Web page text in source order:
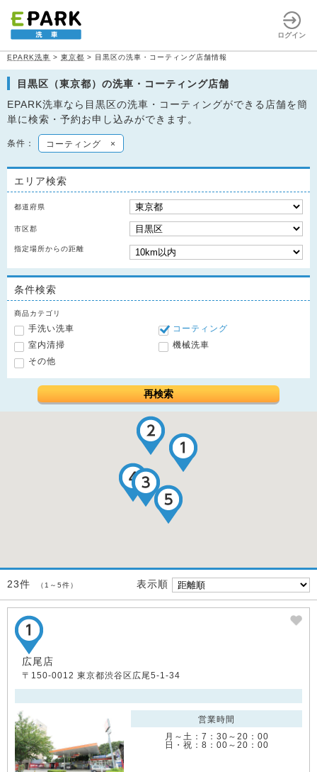
ログイン
EPARK洗車 > 東京都 > 目黒区の洗車・コーティング店舗情報
目黒区（東京都）の洗車・コーティング店舗
EPARK洗車なら目黒区の洗車・コーティングができる店舗を簡
単に検索・予約お申し込みができます。
条件： コーティング ×
エリア検索
都道府県
市区郡
指定場所からの距離
条件検索
商品カテゴリ
手洗い洗車
コーティング
室内清掃
機械洗車
その他
再検索
23件 （1～5件） 表示順
広尾店
〒150-0012 東京都渋谷区広尾5-1-34
営業時間
月～土：7：30～20：00
日・祝：8：00～20：00